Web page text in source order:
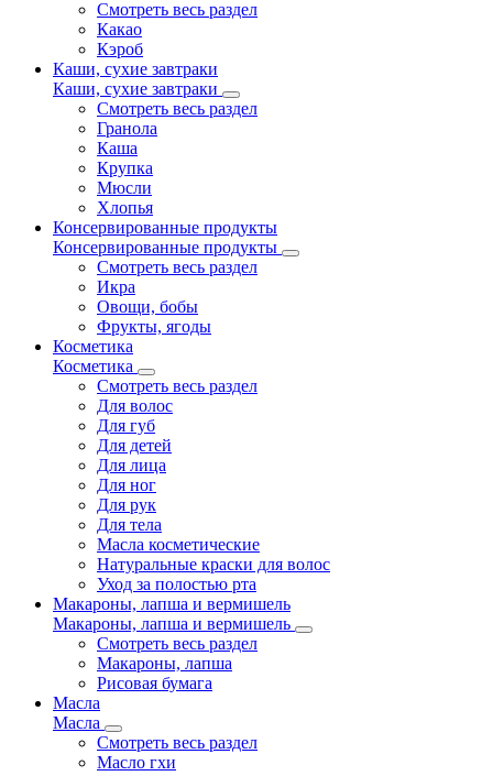
Смотреть весь раздел
Какао
Кэроб
Каши, сухие завтраки
Каши, сухие завтраки
Смотреть весь раздел
Гранола
Каша
Крупка
Мюсли
Хлопья
Консервированные продукты
Консервированные продукты
Смотреть весь раздел
Икра
Овощи, бобы
Фрукты, ягоды
Косметика
Косметика
Смотреть весь раздел
Для волос
Для губ
Для детей
Для лица
Для ног
Для рук
Для тела
Масла косметические
Натуральные краски для волос
Уход за полостью рта
Макароны, лапша и вермишель
Макароны, лапша и вермишель
Смотреть весь раздел
Макароны, лапша
Рисовая бумага
Масла
Масла
Смотреть весь раздел
Масло гхи